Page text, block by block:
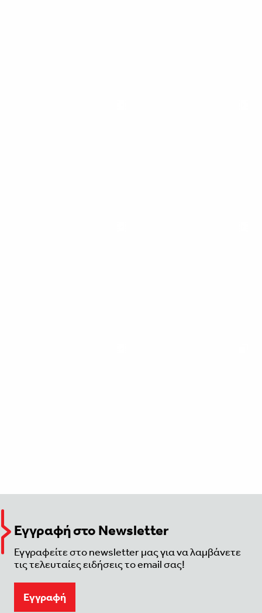
Εγγραφή στο Newsletter
Εγγραφείτε στο newsletter μας για να λαμβάνετε
τις τελευταίες ειδήσεις το email σας!
Eγγραφή